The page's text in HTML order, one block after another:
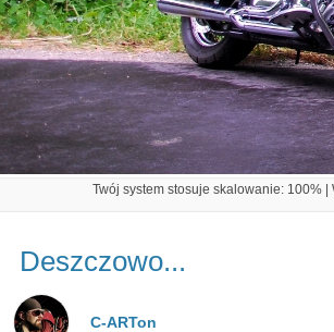
Twój system stosuje skalowanie: 100%
Deszczowo...
C-ARTon